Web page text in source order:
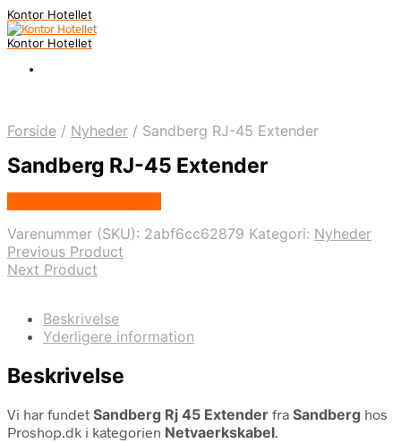
Kontor Hotellet
Kontor Hotellet
Forside / Nyheder / Sandberg RJ-45 Extender
Sandberg RJ-45 Extender
Varenummer (SKU): 2abf6cc62879 Kategori: Nyheder
Previous Product
Next Product
Beskrivelse
Yderligere information
Beskrivelse
Vi har fundet Sandberg Rj 45 Extender fra Sandberg hos
Proshop.dk i kategorien Netvaerkskabel.